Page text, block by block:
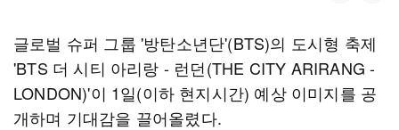
글로벌 슈퍼 그룹 '방탄소년단'(BTS)의 도시형 축제
'BTS 더 시티 아리랑 - 런던(THE CITY ARIRANG -
LONDON)'이 1일(이하 현지시간) 예상 이미지를 공
개하며 기대감을 끌어올렸다.